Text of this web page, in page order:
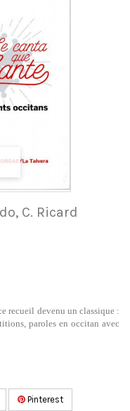
C. Ricard
recueil devenu un classique :
paroles en occitan avec
Pinterest